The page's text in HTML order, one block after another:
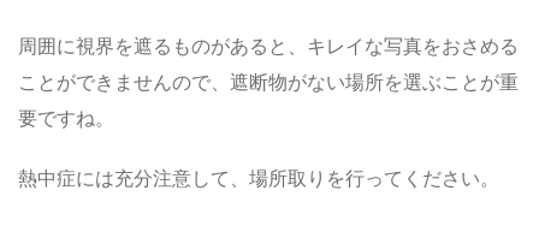
周囲に視界を遮るものがあると、キレイな写真をおさめる
ことができませんので、遮断物がない場所を選ぶことが重
要ですね。
熱中症には充分注意して、場所取りを行ってください。